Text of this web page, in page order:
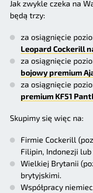
Jak zwykle czeka na
będą trzy:
za osiągnięcie
Leopard Cockerill
za osiągnięcie
bojowy premium
za osiągnięcie
premium KF51
Skupimy się więc na:
Firmie Cockerill
Filipin, Indonezji lub
Wielkiej Brytanii
brytyjskimi.
Współpracy